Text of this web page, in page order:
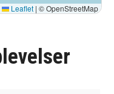
Leaflet | © OpenStreetMap